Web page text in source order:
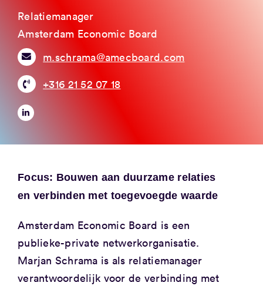
Relatiemanager
Amsterdam Economic Board
m.schrama@amecboard.com
+316 21 52 07 18
Focus: Bouwen aan duurzame relaties
en verbinden met toegevoegde waarde
Amsterdam Economic Board is een
publieke-private netwerkorganisatie.
Marjan Schrama is als relatiemanager
verantwoordelijk voor de verbinding met